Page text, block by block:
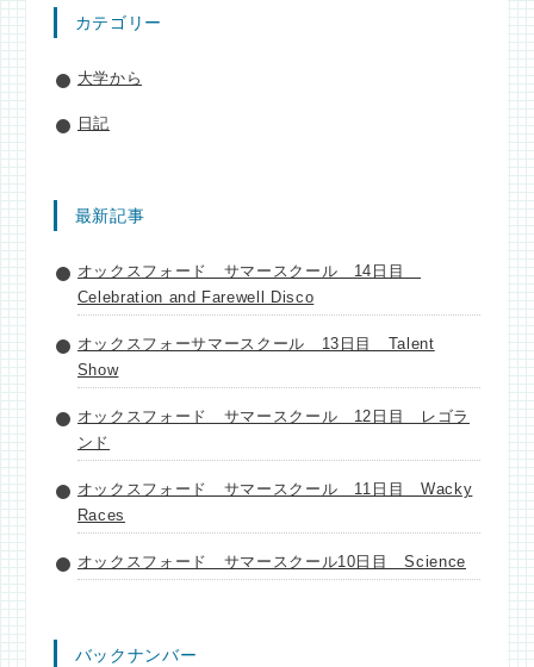
カテゴリー
大学から
日記
最新記事
オックスフォード サマースクール 14日目
Celebration and Farewell Disco
オックスフォーサマースクール 13日目 Talent
Show
オックスフォード サマースクール 12日目 レゴラ
ンド
オックスフォード サマースクール 11日目 Wacky
Races
オックスフォード サマースクール10日目 Science
バックナンバー